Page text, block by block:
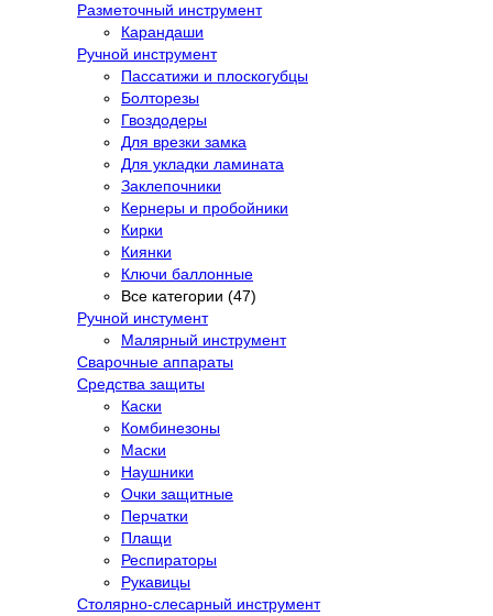
Разметочный инструмент
Карандаши
Ручной инструмент
Пассатижи и плоскогубцы
Болторезы
Гвоздодеры
Для врезки замка
Для укладки ламината
Заклепочники
Кернеры и пробойники
Кирки
Киянки
Ключи баллонные
Все категории (47)
Ручной инстумент
Малярный инструмент
Сварочные аппараты
Средства защиты
Каски
Комбинезоны
Маски
Наушники
Очки защитные
Перчатки
Плащи
Респираторы
Рукавицы
Столярно-слесарный инструмент